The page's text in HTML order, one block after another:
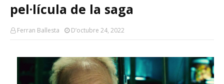
pel·lícula de la saga
Ferran Ballesta D’octubre 24, 2022